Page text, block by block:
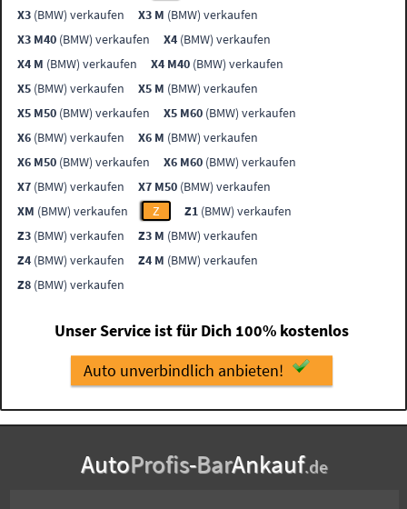
X3 (BMW) verkaufen X3 M (BMW) verkaufen
X3 M40 (BMW) verkaufen X4 (BMW) verkaufen
X4 M (BMW) verkaufen X4 M40 (BMW) verkaufen
X5 (BMW) verkaufen X5 M (BMW) verkaufen
X5 M50 (BMW) verkaufen X5 M60 (BMW) verkaufen
X6 (BMW) verkaufen X6 M (BMW) verkaufen
X6 M50 (BMW) verkaufen X6 M60 (BMW) verkaufen
X7 (BMW) verkaufen X7 M50 (BMW) verkaufen
XM (BMW) verkaufen Z Z1 (BMW) verkaufen
Z3 (BMW) verkaufen Z3 M (BMW) verkaufen
Z4 (BMW) verkaufen Z4 M (BMW) verkaufen
Z8 (BMW) verkaufen
Unser Service ist für Dich 100% kostenlos
Auto unverbindlich anbieten!
AutoProfis-BarAnkauf.de